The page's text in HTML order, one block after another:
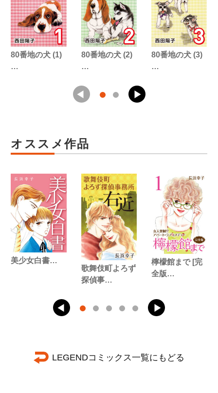
80番地の犬 (1)
…
80番地の犬 (2)
…
80番地の犬 (3)
…
オススメ作品
美少女白書…
歌舞伎町よろず
探偵事…
檸檬館まで [完
全版…
LEGENDコミックス一覧にもどる